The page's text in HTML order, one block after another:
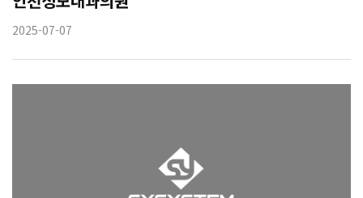
2025-07-07